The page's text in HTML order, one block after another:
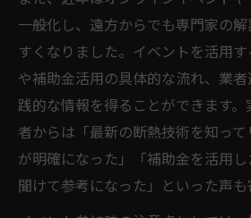
一般化し、遠方からでも専門家の
すくなりました。イベントを活用す
や補助金活用の具体的な流れ、業
践的な情報を得ることができます
者からは「最新の断熱技術を知っ
が明確になった」「補助金を活用
聞けて参考になった」といった声も